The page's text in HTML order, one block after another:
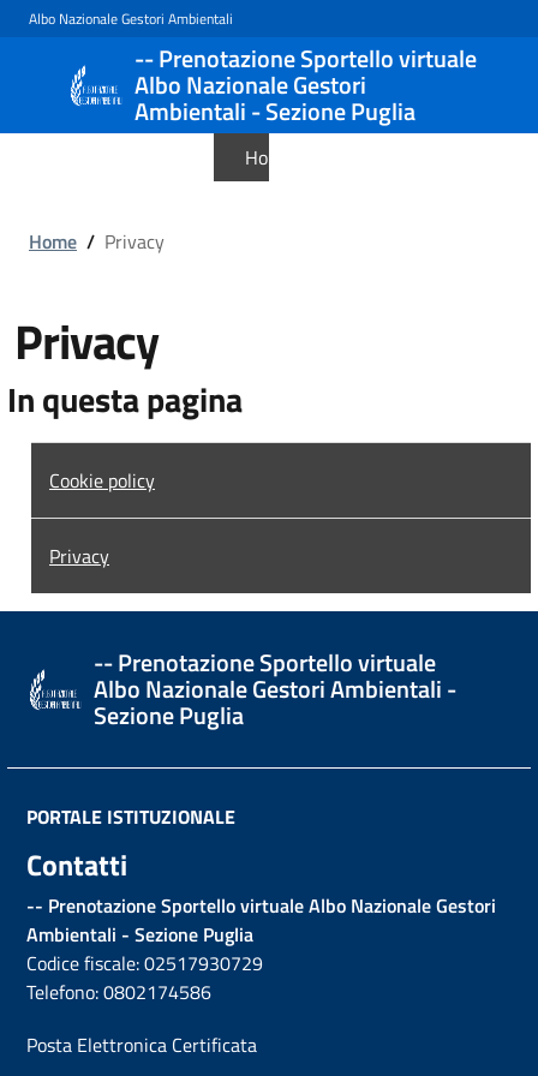
Albo Nazionale Gestori Ambientali
-- Prenotazione Sportello virtuale
Albo Nazionale Gestori
Ambientali - Sezione Puglia
Home
Home / Privacy
Privacy
In questa pagina
Cookie policy
Privacy
-- Prenotazione Sportello virtuale
Albo Nazionale Gestori Ambientali -
Sezione Puglia
PORTALE ISTITUZIONALE
Contatti
-- Prenotazione Sportello virtuale Albo Nazionale Gestori
Ambientali - Sezione Puglia
Codice fiscale: 02517930729
Telefono: 0802174586
Posta Elettronica Certificata